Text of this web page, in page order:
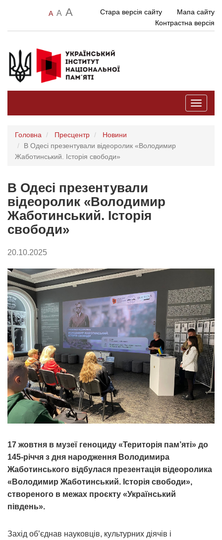
A A A Стара версія сайту
Мапа сайту
Контрастна версія
Toggle
Головна Пресцентр
Новини
В Одесі презентували відеоролик «Володимир
Жаботинський. Історія свободи»
В Одесі презентували
відеоролик «Володимир
Жаботинський. Історія
свободи»
20.10.2025
17 жовтня в музеї геноциду «Територія пам’яті» до
145-річчя з дня народження Володимира
Жаботинського відбулася презентація відеоролика
«Володимир Жаботинський. Історія свободи»,
створеного в межах проєкту «Український
південь».
Захід об’єднав науковців, культурних діячів і